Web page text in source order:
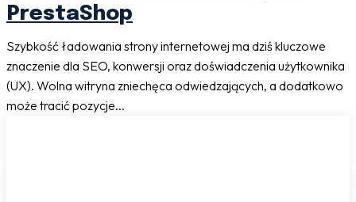
PrestaShop
Szybkość ładowania strony internetowej ma dziś kluczowe
znaczenie dla SEO, konwersji oraz doświadczenia użytkownika
(UX). Wolna witryna zniechęca odwiedzających, a dodatkowo
może tracić pozycje...